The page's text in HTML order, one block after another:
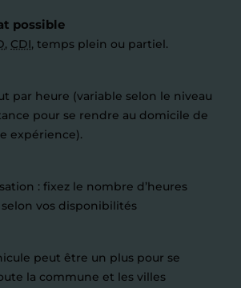
possible
, CDI, temps plein ou partiel.
par heure (variable selon le niveau
pour se rendre au domicile de
expérience).
: fixez le nombre d’heures
vos disponibilités
peut être un plus pour se
la commune et les villes